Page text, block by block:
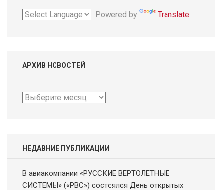
Powered by Translate
АРХИВ НОВОСТЕЙ
Архив
НЕДАВНИЕ ПУБЛИКАЦИИ
В авиакомпании «РУССКИЕ ВЕРТОЛЕТНЫЕ
СИСТЕМЫ» («РВС») состоялся День открытых